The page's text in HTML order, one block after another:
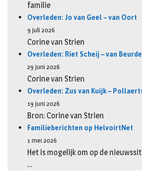
familie
Overleden: Jo van Geel – van Oort
9 juli 2026
Corine van Strien
Overleden: Riet Scheij – van
29 juni 2026
Corine van Strien
Overleden: Zus van Kuijk –
19 juni 2026
Bron: Corine van Strien
Familieberichten op HelvoirtNet
1 mei 2026
Het is mogelijk om op de
…